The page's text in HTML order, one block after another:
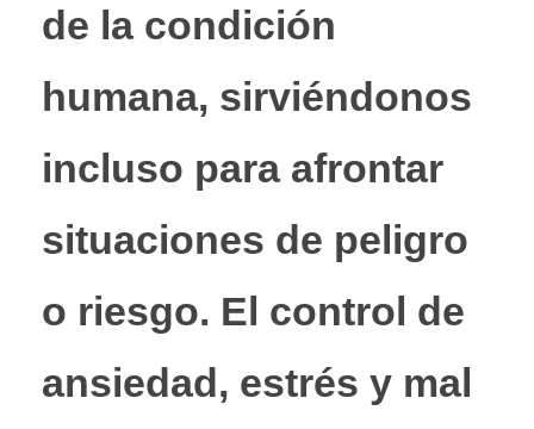
de la condición
humana, sirviéndonos
incluso para afrontar
situaciones de peligro
o riesgo. El control de
ansiedad, estrés y mal